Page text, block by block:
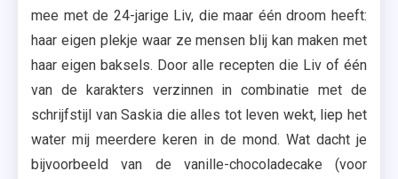
mee met de 24-jarige Liv, die maar één droom heeft:
haar eigen plekje waar ze mensen blij kan maken met
haar eigen baksels. Door alle recepten die Liv of één
van de karakters verzinnen in combinatie met de
schrijfstijl van Saskia die alles tot leven wekt, liep het
water mij meerdere keren in de mond. Wat dacht je
bijvoorbeeld van de vanille-chocoladecake (voor